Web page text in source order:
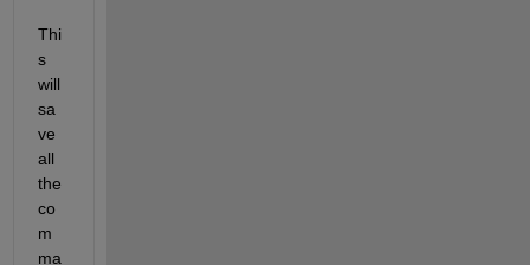
Thi
s
will
sa
ve
all
the
co
m
ma